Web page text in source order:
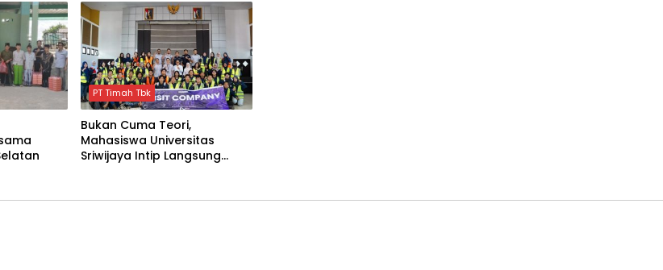
PT Timah Tbk
Bukan Cuma Teori,
Mahasiswa Universitas
Sriwijaya Intip Langsung